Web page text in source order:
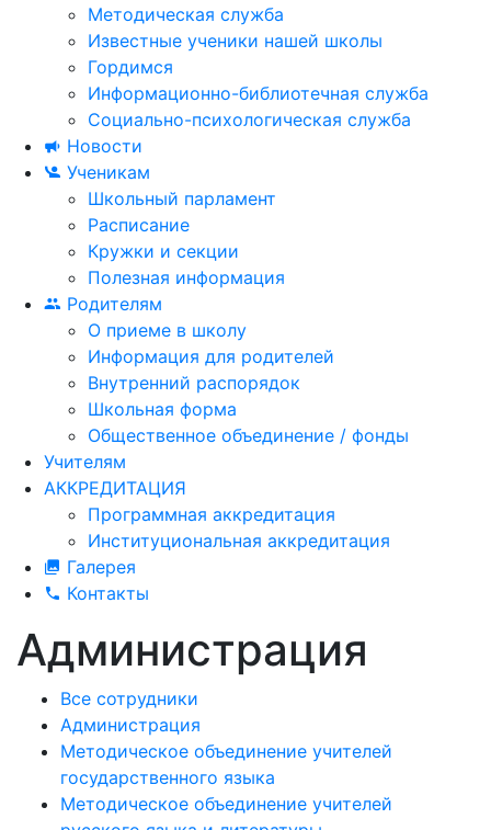
Методическая служба
Известные ученики нашей школы
Гордимся
Информационно-библиотечная служба
Социально-психологическая служба
Новости
Ученикам
Школьный парламент
Расписание
Кружки и секции
Полезная информация
Родителям
О приеме в школу
Информация для родителей
Внутренний распорядок
Школьная форма
Общественное объединение / фонды
Учителям
АККРЕДИТАЦИЯ
Программная аккредитация
Институциональная аккредитация
Галерея
Контакты
Администрация
Все сотрудники
Администрация
Методическое объединение учителей
государственного языка
Методическое объединение учителей